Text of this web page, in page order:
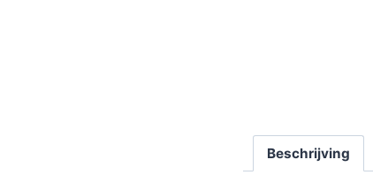
Beschrijving